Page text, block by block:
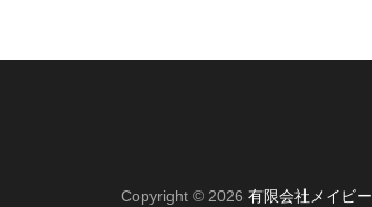
Copyright © 2026 有限会社メイビー